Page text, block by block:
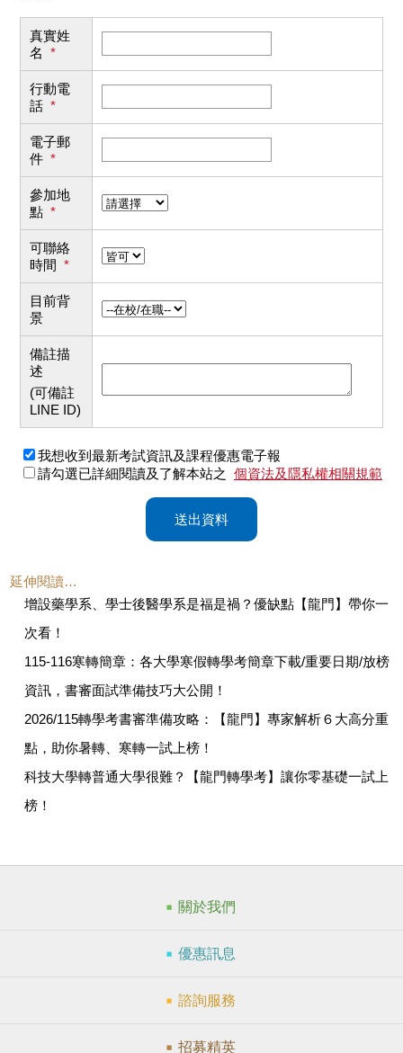
真實姓
名 *
行動電
話 *
電子郵
件 *
參加地
點 *
可聯絡
時間 *
目前背
景
備註描
述
(可備註
LINE ID)
我想收到最新考試資訊及課程優惠電子報
請勾選已詳細閱讀及了解本站之 個資法及隱私權相關規範
送出資料
延伸閱讀…
增設藥學系、學士後醫學系是福是禍？優缺點【龍門】帶你一
次看！
115-116寒轉簡章：各大學寒假轉學考簡章下載/重要日期/放榜
資訊，書審面試準備技巧大公開！
2026/115轉學考書審準備攻略：【龍門】專家解析６大高分重
點，助你暑轉、寒轉一試上榜！
科技大學轉普通大學很難？【龍門轉學考】讓你零基礎一試上
榜！
關於我們
優惠訊息
諮詢服務
招募精英